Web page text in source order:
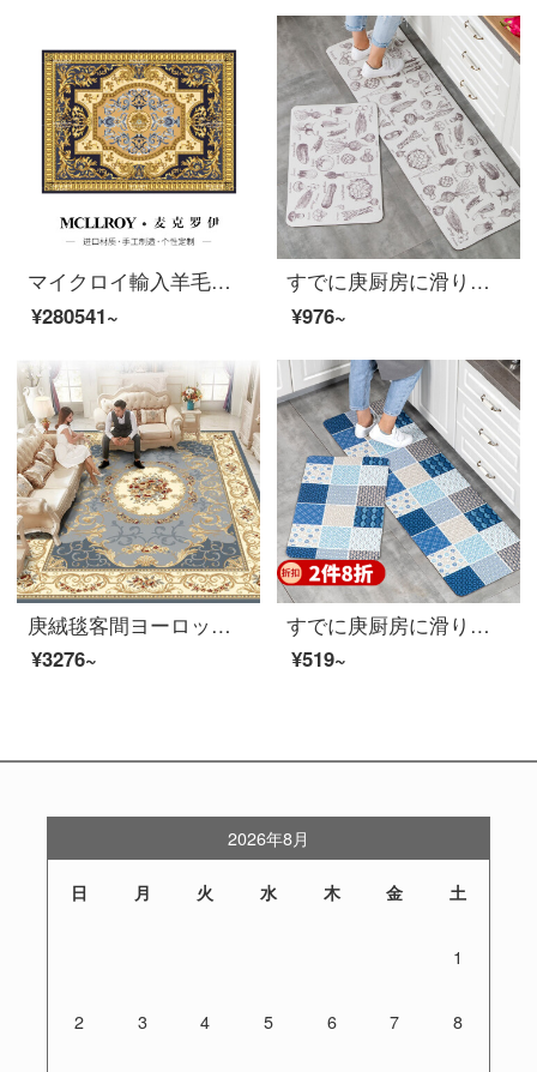
マイクロイ輸入羊毛カスタム絨毯ヨーロッパ式新中国式アメリカ式満室ベッドルーム絨毯リビングルーム茶何畳部屋畳畳畳畳畳畳畳畳畳畳畳畳畳敷プラン二【健康源は自然から】4.5*6.5(オーダーメイド)
¥280541~
すでに庚厨房に滑り止めの防油を敷いています。長手の防水ドアマット家庭用の輸入皮革無料洗濯マット。
¥976~
庚絨毯客間ヨーロッパ式の軽い贅沢なソファーの茶卓の絨毯の家庭用部屋の寝室のドアの敷き床のじゅうたんのいっぱいの敷物の323灰色【洋式】160X 2230 CM
¥3276~
すでに庚厨房に滑り止めの防油長条防水玄関マットを敷いています。家庭用の輸入皮革無料洗濯マットと風プリント45 X 120 CM。
¥519~
2026年8月
日 月 火 水 木 金 土
1
2 3 4 5 6 7 8